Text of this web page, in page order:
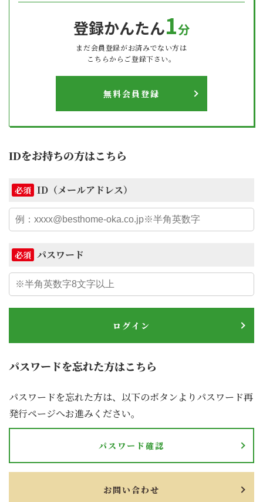
登録かんたん1分
まだ会員登録がお済みでない方は
こちらからご登録下さい。
無料会員登録
IDをお持ちの方はこちら
必須 ID（メールアドレス）
必須 パスワード
ログイン
パスワードを忘れた方はこちら
パスワードを忘れた方は、以下のボタンよりパスワード再
発行ページへお進みください。
パスワード確認
お問い合わせ